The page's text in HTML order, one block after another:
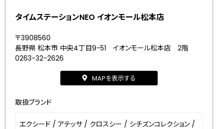
タイムステーションNEO イオンモール松本店
〒3908560
長野県 松本市 中央4丁目9-51 イオンモール松本店 2階
0263-32-2626
MAPを表示する
取扱ブランド
エクシード / アテッサ / クロスシー / シチズンコレクション /